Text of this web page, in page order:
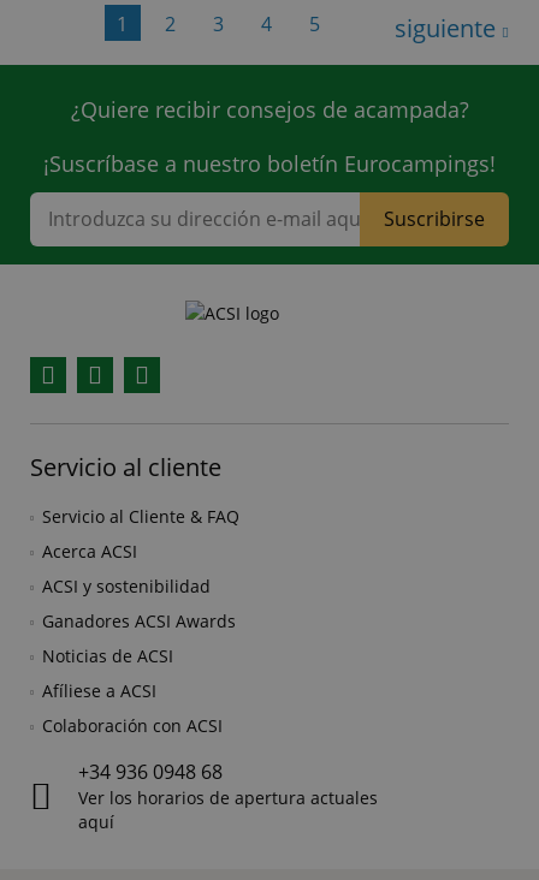
1 2 3 4 5 siguiente
¿Quiere recibir consejos de acampada?
¡Suscríbase a nuestro boletín Eurocampings!
Suscribirse
Servicio al cliente
Servicio al Cliente & FAQ
Acerca ACSI
ACSI y sostenibilidad
Ganadores ACSI Awards
Noticias de ACSI
Afíliese a ACSI
Colaboración con ACSI
+34 936 0948 68
Ver los horarios de apertura actuales
aquí